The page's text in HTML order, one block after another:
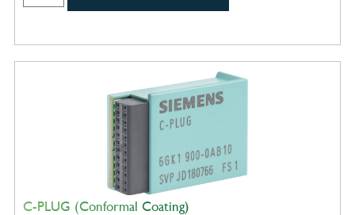
C-PLUG (Conformal Coating)